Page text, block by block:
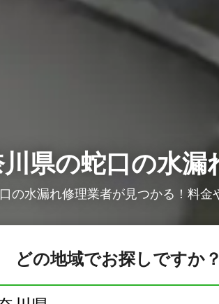
県の蛇口の水漏
の水漏れ修理業者が見つかる！料金
どの地域でお探しですか？